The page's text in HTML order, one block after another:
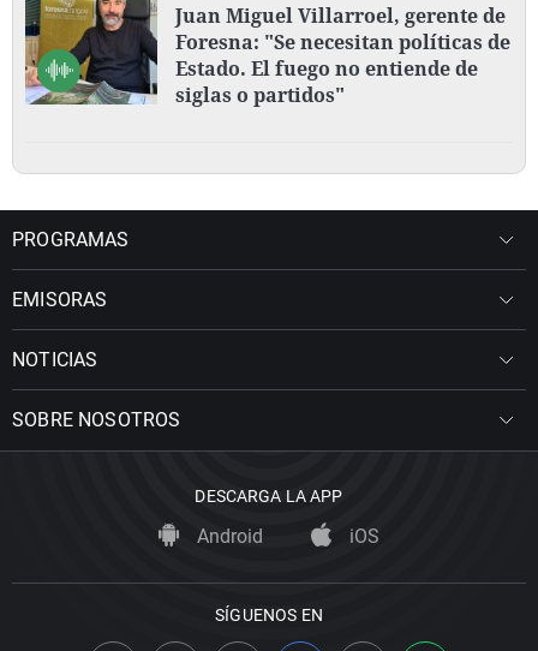
Juan Miguel Villarroel, gerente de
Foresna: "Se necesitan políticas de
Estado. El fuego no entiende de
siglas o partidos"
PROGRAMAS
EMISORAS
NOTICIAS
SOBRE NOSOTROS
DESCARGA LA APP
Android iOS
SÍGUENOS EN